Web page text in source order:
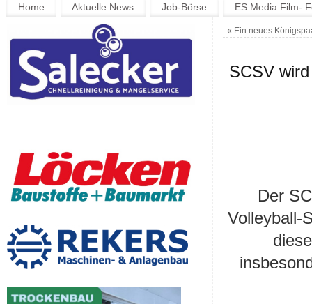
Home Aktuelle News Job-Börse ES Media Film-
« Ein neues
SCSV
Der
Volleyball-